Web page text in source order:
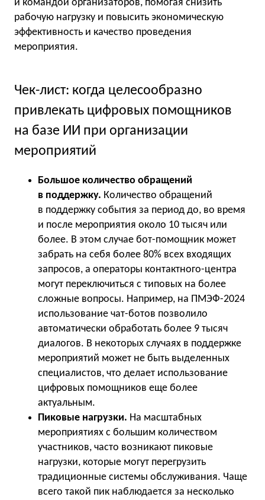
и командой организаторов, помогая снизить
рабочую нагрузку и повысить экономическую
эффективность и качество проведения
мероприятия.
Чек-лист: когда целесообразно
привлекать цифровых помощников
на базе ИИ при организации
мероприятий
Большое количество обращений
в поддержку. Количество обращений
в поддержку события за период до, во время
и после мероприятия около 10 тысяч или
более. В этом случае бот-помощник может
забрать на себя более 80% всех входящих
запросов, а операторы контактного-центра
могут переключиться с типовых на более
сложные вопросы. Например, на ПМЭФ-2024
использование чат-ботов позволило
автоматически обработать более 9 тысяч
диалогов. В некоторых случаях в поддержке
мероприятий может не быть выделенных
специалистов, что делает использование
цифровых помощников еще более
актуальным.
Пиковые нагрузки. На масштабных
мероприятиях с большим количеством
участников, часто возникают пиковые
нагрузки, которые могут перегрузить
традиционные системы обслуживания. Чаще
всего такой пик наблюдается за несколько